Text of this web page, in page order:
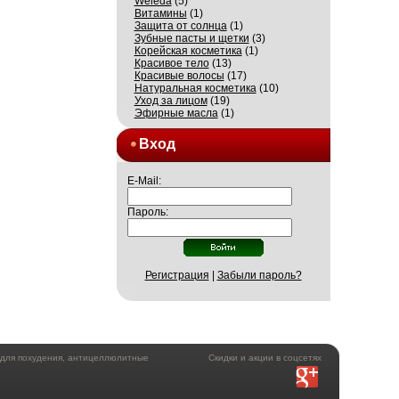
Витамины (1)
Защита от солнца(1)
Зубные пасты и щетки (3)
Корейская косметика(1)
Красивое тело(13)
Красивые волосы (17)
Натуральная косметика(10)
Уход за лицом(19)
Эфирные масла(1)
Вход
E-Mail:
Пароль:
Регистрация Забыли пароль?
Скидки и акции в соцсетях
похудения, антицеллюлитные